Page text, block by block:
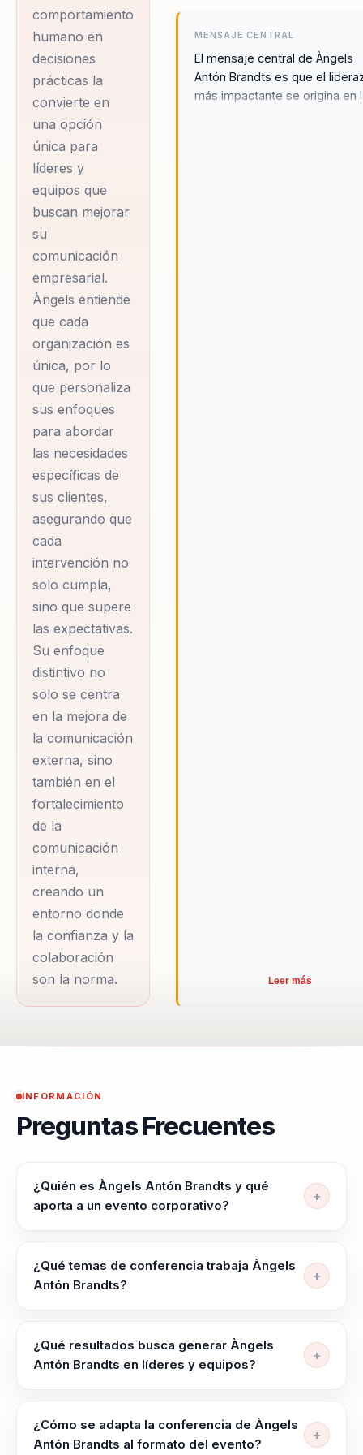
comportamiento
humano en
decisiones
prácticas la
convierte en
una opción
única para
líderes y
equipos que
buscan mejorar
su
comunicación
empresarial.
Àngels entiende
que cada
organización es
única, por lo
que personaliza
sus enfoques
para abordar
las necesidades
específicas de
sus clientes,
asegurando que
cada
intervención no
solo cumpla,
sino que supere
las expectativas.
Su enfoque
distintivo no
solo se centra
en la mejora de
la comunicación
externa, sino
también en el
fortalecimiento
de la
comunicación
interna,
creando un
entorno donde
la confianza y la
colaboración
son la norma.
MENSAJE CENTRAL
El mensaje central de Àngels
Antón Brandts es que el
más impactante se origina en
Leer más
INFORMACIÓN
Preguntas Frecuentes
¿Quién es Àngels Antón Brandts y qué
aporta a un evento corporativo?
equipos comerciales y organizaciones que necesitan
comunicar con impacto a hacer mensajes complejos
Comunicación de Liderazgo para equipos
comerciales y de atencion al cliente
¿Qué temas de conferencia trabaja Àngels
Antón Brandts?
de Comunicación, Comunicación de Liderazgo,
Comunicación Auténtica, Liderazgo Auténtico,
¿Qué resultados busca generar Àngels
Antón Brandts en líderes y equipos?
decidir bajo presión, mejor coordinación entre líderes
y equipos y una conversación útil que se pueda
¿Cómo se adapta la conferencia de Àngels
Antón Brandts al formato del evento?